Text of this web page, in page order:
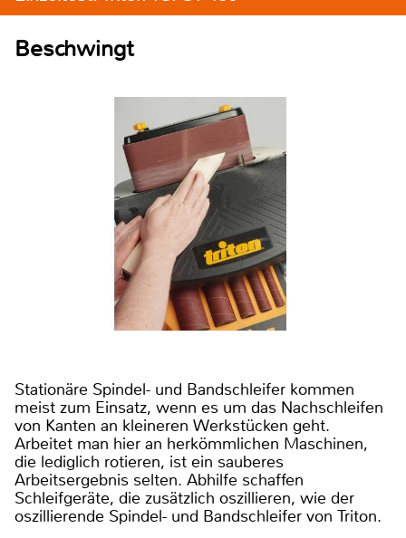
Beschwingt
Stationäre Spindel- und Bandschleifer kommen
meist zum Einsatz, wenn es um das Nachschleifen
von Kanten an kleineren Werkstücken geht.
Arbeitet man hier an herkömmlichen Maschinen,
die lediglich rotieren, ist ein sauberes
Arbeitsergebnis selten. Abhilfe schaffen
Schleifgeräte, die zusätzlich oszillieren, wie der
oszillierende Spindel- und Bandschleifer von Triton.